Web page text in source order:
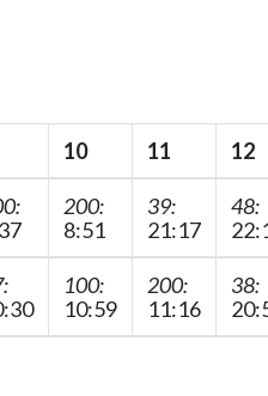
10 11 12
200:
8:51
39:
21:17
48:
100:
10:59
200:
11:16
38: